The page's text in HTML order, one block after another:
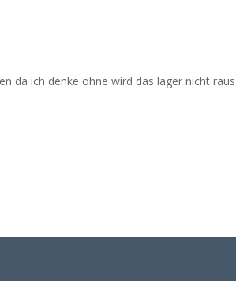
da ich denke ohne wird das lager nicht